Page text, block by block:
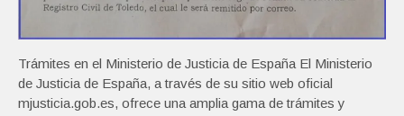
Trámites en el Ministerio de Justicia de España El Ministerio
de Justicia de España, a través de su sitio web oficial
mjusticia.gob.es, ofrece una amplia gama de trámites y